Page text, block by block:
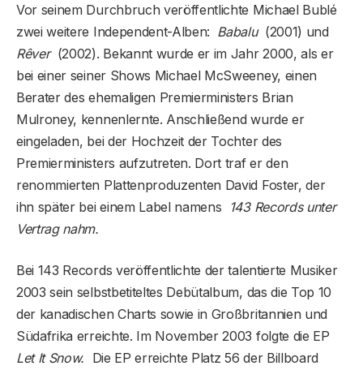
Vor seinem Durchbruch veröffentlichte Michael Bublé
zwei weitere Independent-Alben: Babalu(2001) und
Rêver(2002). Bekannt wurde er im Jahr 2000, als er
bei einer seiner Shows Michael McSweeney, einen
Berater des ehemaligen Premierministers Brian
Mulroney, kennenlernte. Anschließend wurde er
eingeladen, bei der Hochzeit der Tochter des
Premierministers aufzutreten. Dort traf er den
renommierten Plattenproduzenten David Foster, der
ihn später bei einem Label namens
143 Records unter
Vertrag nahm.
Bei 143 Records veröffentlichte der talentierte Musiker
2003 sein selbstbetiteltes Debütalbum, das die Top 10
der kanadischen Charts sowie in Großbritannien und
Südafrika erreichte. Im November 2003 folgte die EP
Let It Snow. Die EP erreichte Platz 56 der Billboard